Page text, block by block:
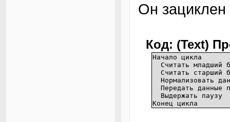
Он
Код: (Text)
Начало цикла
Считать младший
Считать старший
Нормализовать
Передать данные
Выдержать паузу
Конец цикла